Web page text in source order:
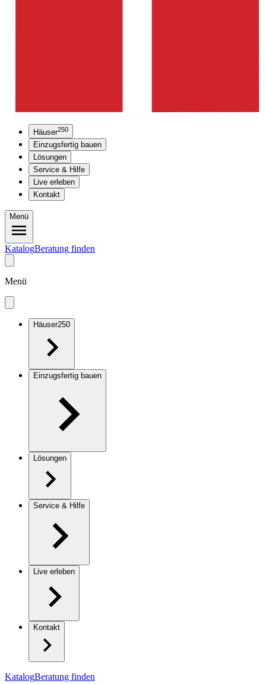
Häuser250
Einzugsfertig bauen
Lösungen
Service & Hilfe
Live erleben
Kontakt
Menü
KatalogBeratung finden
Menü
Häuser250
Einzugsfertig bauen
Lösungen
Service & Hilfe
Live erleben
Kontakt
KatalogBeratung finden